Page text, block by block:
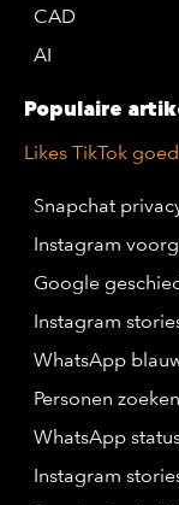
CAD
AI
Populaire
Likes TikTok
Snapchat
Instagram
Google
Instagram
WhatsApp
Personen
WhatsApp
Instagram